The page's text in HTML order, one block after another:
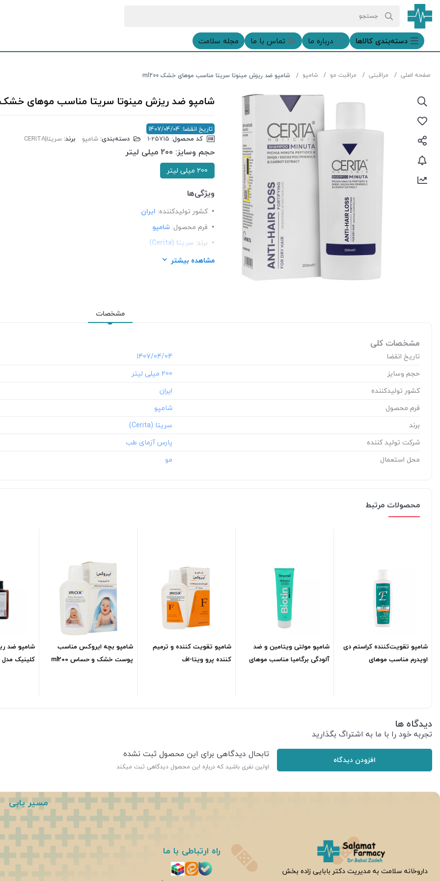
دسته‌بندی‌ کالاها درباره ما تماس با ما مجله سلامت
صفحه اصلی مراقبتی مراقبت مو شامپو شامپو ضد ریزش مینوتا سریتا مناسب موهای خشک ml200
شامپو ضد ریزش مینوتا سریتا مناسب موهای خشک ml200
تاریخ انقضا: 1407/04/04
کد محصول:
دسته‌بندی: شامپو برند: سریتا|CERITA
حجم وسایز: 200 میلی لیتر
200 میلی لیتر
ویژگی‌ها
کشور تولید‎کننده:
ایران
فرم محصول: شامپو
برند: سریتا (Cerita)
شرکت تولید کننده:
مشاهده بیشتر
مشخصات
مشخصات کلی
تاریخ انقضا
‎1407/04/04
حجم وسایز
‎200 میلی لیتر
کشور تولید‎کننده
فرم محصول
برند
شرکت تولید کننده
محل استعمال
محصولات مرتبط
شامپو تقویت‌کننده کراستم دی
اویدرم مناسب موهای
شامپو مولتی ویتامین و ضد
آلودگی برگامیا مناسب موهای
شامپو تقویت کننده و ترمیم
کننده پرو ویتا-اف
شامپو بچه ایروکس مناسب
پوست خشک و حساس ml200
شامپو ضد
دیدگاه ها
تجربه خود را با ما به اشتراگ بگذارید
افزودن دیدگاه تابحال دیدگاهی برای این محصول ثبت نشده
اولین نفری باشید که درباره این محصول دیدگاهی ثبت میکند
داروخانه سلامت به مدیریت دکتر بابایی زاده بخش
راه ارتباطی با ما
مسیر یابی